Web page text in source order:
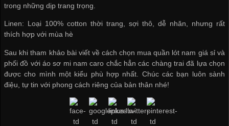
trong những dịp trang trọng.
Linen: Loại 100% cotton thời trang, sợi thô, dễ nhăn, nhưng rất
thích hợp với mùa hè
Sau khi tham khảo bài viết về cách chọn mua quần lót nam giá sỉvà
phối đồ với áo sơ mi nam caro chắc hẳn các chàng trai đã lựa chọn
được cho mình một kiểu phù hợp nhất. Chúc các bạn luôn sành
điệu, tự tin với phong cách riêng của bản thân nhé!